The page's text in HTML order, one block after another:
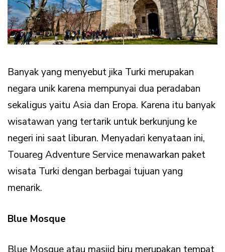
Banyak yang menyebut jika Turki merupakan
negara unik karena mempunyai dua peradaban
sekaligus yaitu Asia dan Eropa. Karena itu banyak
wisatawan yang tertarik untuk berkunjung ke
negeri ini saat liburan. Menyadari kenyataan ini,
Touareg Adventure Service menawarkan paket
wisata Turki dengan berbagai tujuan yang
menarik.
Blue Mosque